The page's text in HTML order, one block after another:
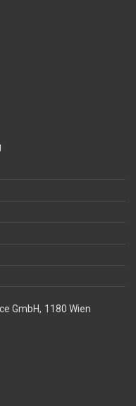
GmbH, 1180 Wien